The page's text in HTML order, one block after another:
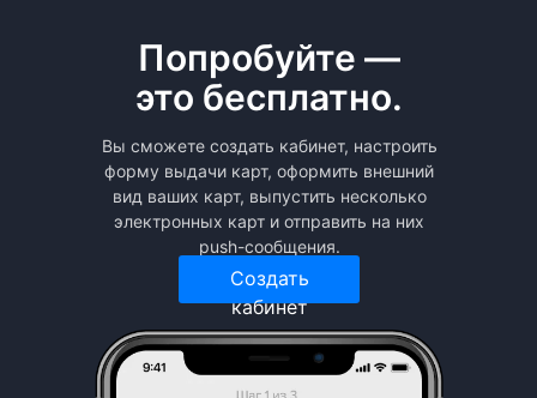
Попробуйте —
это бесплатно.
Вы сможете создать кабинет, настроить
форму выдачи карт, оформить внешний
вид ваших карт, выпустить несколько
электронных карт и отправить на них
push-сообщения.
Создать
кабинет